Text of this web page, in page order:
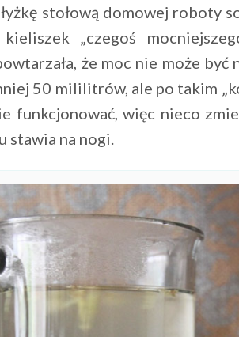
stołową domowej roboty
„czegoś
że moc nie może
50 mililitrów, ale po takim
funkcjonować, więc nieco
stawia na nogi.